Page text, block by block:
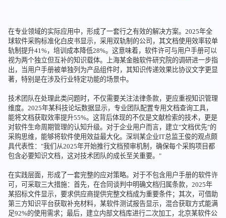
在专业领域的实际应用中，形成了一套行之有效的解决方案。2025年全
球软件采购标准化白皮书显示，采用双轨制的公司，其文档使用效率较单
轨制提升41%，培训成本降低28%。这意味着，软件许可与用户手册可以
视为两个独立但互补的知识载体。上海某金融软件研究院的调研进一步指
出，当用户手册被单独列为产品组件时，其知识传递效果比协议文字更显
著，特别是在涉及行业特定功能的场景中。
技术团队在处理此类问题时，不仅需要关注法律条款，更应重视知识管理
维度。2025年某科技论坛数据显示，专业团队配置专用文档查询工具，
能将文档获取效率提升55%。这背后体现的不仅是文献检索的技术，更是
对软件生命周期管理的认知升级。对于企业用户而言，建立"文档优先"的
采购思维，能够将软件使用效益最大化。深圳某企业IT总监王俊的观点颇
具代表性："我们从2025年开始推行文档预审机制，确保每个采购项目都
包含必要知识文档，这对技术团队的成长至关重要。"
在实践层面，形成了一套完整的应对策略。对于不包含用户手册的软件许
可，可采取三大措施：首先，在合同谈判中明确文档归属条款，2025年
某招标文件显示，要求供应商提供完整文档成为重要条件；其次，可借助
第三方知识平台获取补充材料，某软件测试报告显示，混合获取方式能满
足92%的使用需求；最后，建立内部文档库进行二次加工，北京某软件公